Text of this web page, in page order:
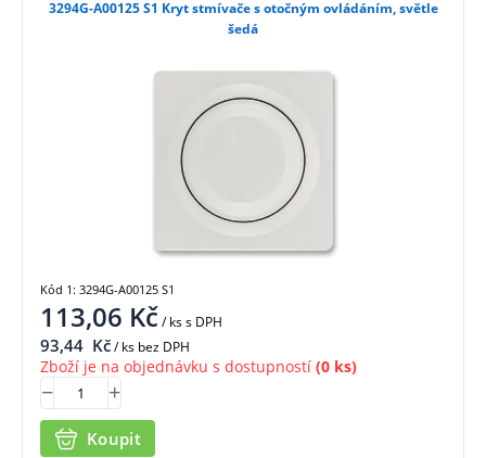
3294G-A00125 S1 Kryt stmívače s otočným ovládáním, světle
šedá
113,06 Kč/ kss DPH
93,44 Kč/ ks bez DPH
Zboží je na objednávku s dostupností (0 ks)
Koupit
Kód 1: 3294G-A00125 S1